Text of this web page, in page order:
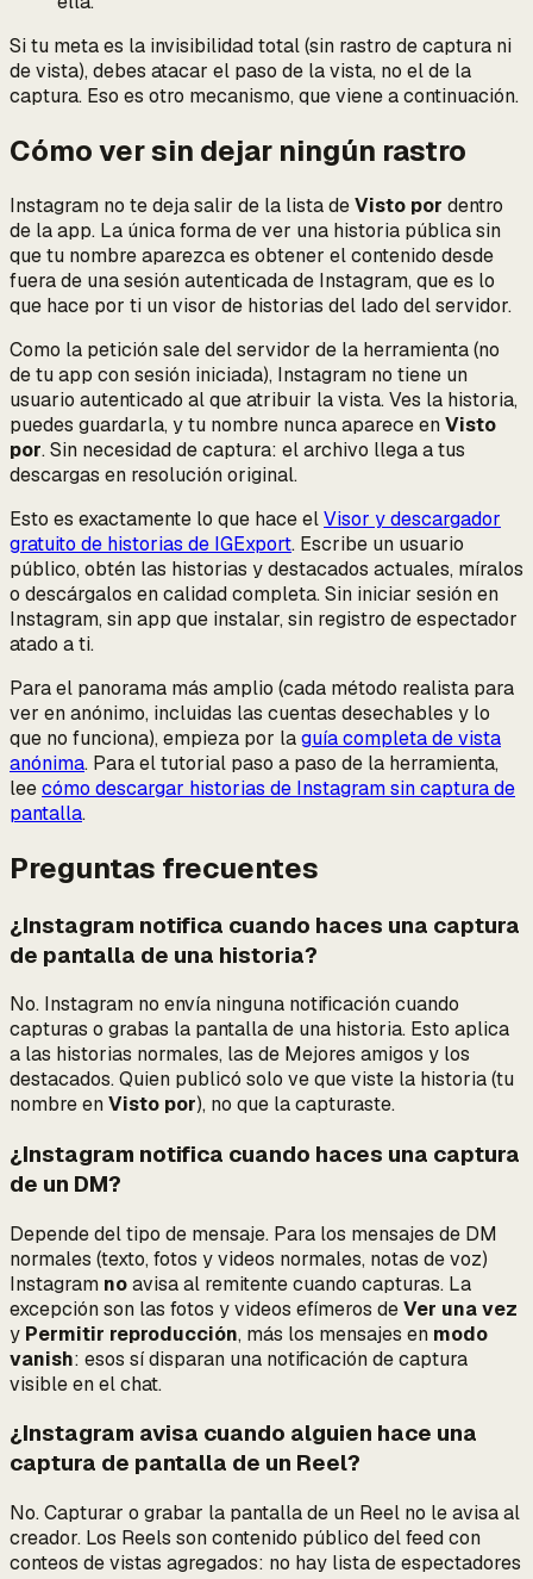
Si tu meta es la invisibilidad total (sin rastro de captura ni
de vista), debes atacar el paso de la vista, no el de la
captura. Eso es otro mecanismo, que viene a continuación.
Cómo ver sin dejar ningún rastro
Instagram no te deja salir de la lista deVisto por dentro
de la app. La única forma de ver una historia pública sin
que tu nombre aparezca es obtener el contenido desde
fuera de una sesión autenticada de Instagram, que es lo
que hace por ti un visor de historias del lado del servidor.
Como la petición sale del servidor de la herramienta (no
de tu app con sesión iniciada), Instagram no tiene un
usuario autenticado al que atribuir la vista. Ves la historia,
puedes guardarla, y tu nombre nunca aparece enVisto
por. Sin necesidad de captura: el archivo llega a tus
descargas en resolución original.
Esto es exactamente lo que hace elVisor y descargador
gratuito de historias de IGExport. Escribe un usuario
público, obtén las historias y destacados actuales, míralos
o descárgalos en calidad completa. Sin iniciar sesión en
Instagram, sin app que instalar, sin registro de espectador
atado a ti.
Para el panorama más amplio (cada método realista para
ver en anónimo, incluidas las cuentas desechables y lo
que no funciona), empieza por laguía completa de vista
anónima. Para el tutorial paso a paso de la herramienta,
leecómo descargar historias de Instagram sin captura de
pantalla.
Preguntas frecuentes
¿Instagram notifica cuando haces una captura
de pantalla de una historia?
No. Instagram no envía ninguna notificación cuando
capturas o grabas la pantalla de una historia. Esto aplica
a las historias normales, las de Mejores amigos y los
destacados. Quien publicó solo ve queviste la historia (tu
nombre enVisto por), no que la capturaste.
¿Instagram notifica cuando haces una captura
de un DM?
Depende del tipo de mensaje. Para los mensajes de DM
normales (texto, fotos y videos normales, notas de voz)
Instagram noavisa al remitente cuando capturas. La
excepción son las fotos y videos efímeros deVer una vez
y Permitir reproducción, más los mensajes en modo
vanish: esos sídisparan una notificación de captura
visible en el chat.
¿Instagram avisa cuando alguien hace una
captura de pantalla de un Reel?
No. Capturar o grabar la pantalla de un Reel no le avisa al
creador. Los Reels son contenido público del feed con
conteos de vistas agregados: no hay lista de espectadores